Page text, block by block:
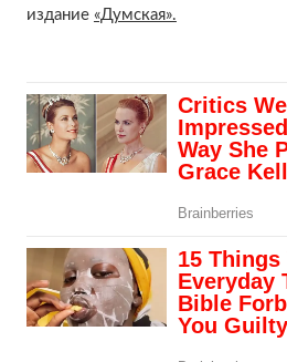
издание «Думская».